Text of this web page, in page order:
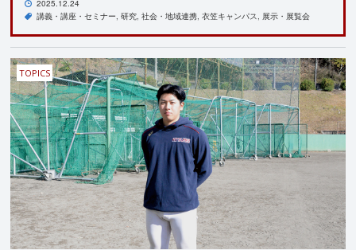
2025.12.24
講義・講座・セミナー 研究 社会・地域連携 衣笠キャンパス 展示・展覧会
TOPICS